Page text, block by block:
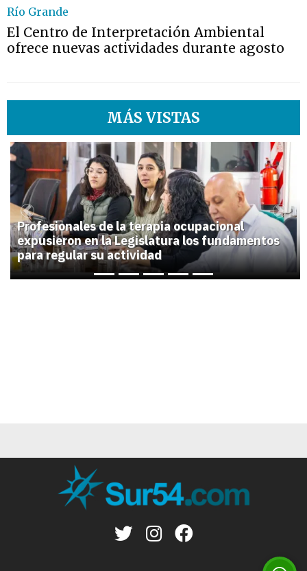
Río Grande
El Centro de Interpretación Ambiental
ofrece nuevas actividades durante agosto
MÁS VISTAS
1
Profesionales de la terapia ocupacional
expusieron en la Legislatura los fundamentos
para regular su actividad
Previous Next